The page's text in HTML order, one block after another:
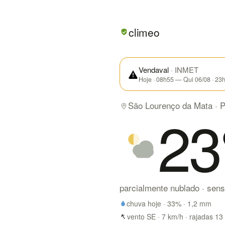
Em São Lourenço da Mata/
climeo
Vendaval · INMET
Hoje · 08h55 — Qui 06/08 ·
São Lourenço da Mata ·
23
parcialmente nublado ·
chuva hoje · 33% · 1,2 mm
vento SE · 7 km/h · rajadas 13